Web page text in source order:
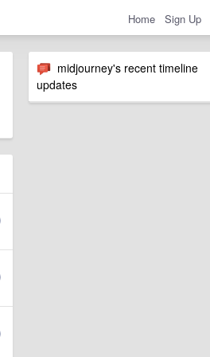
Home Sign Up
midjourney's recent timeline
updates